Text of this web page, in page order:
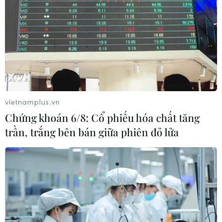
#Chiến dịch an ninh #Bạo lực Brazil
Theo dõi VietnamPlus
vietnamplus.vn
Chứng khoán 6/8: Cổ phiếu hóa chất tăng
trần, trắng bên bán giữa phiên đỏ lửa